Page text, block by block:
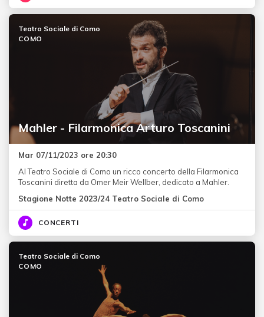
Mahler - Filarmonica Arturo Toscanini
Teatro Sociale di Como
COMO
Mar 07/11/2023 ore 20:30
Al Teatro Sociale di Como un ricco concerto della Filarmonica
Toscanini diretta da Omer Meir Wellber, dedicato a Mahler.
Stagione Notte 2023/24 Teatro Sociale di Como
CONCERTI
Teatro Sociale di Como
COMO